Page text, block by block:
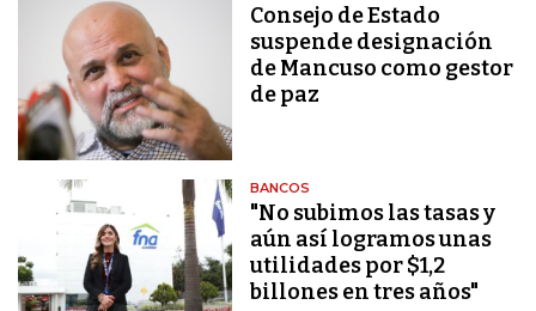
Consejo de Estado
suspende designación
de Mancuso como gestor
de paz
BANCOS
"No subimos las tasas y
aún así logramos unas
utilidades por $1,2
billones en tres años"